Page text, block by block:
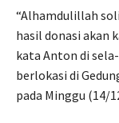
“Alhamdulillah
hasil donasi akan
kata Anton di
berlokasi di
pada Minggu (14/